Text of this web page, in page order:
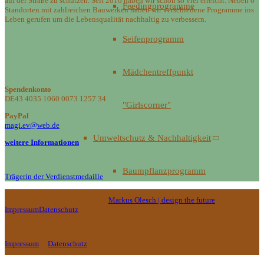
Feedingprogramme
Seifenprogramm
Mädchentreffpunkt
"Girlscorner"
Umweltschutz & Nachhaltigkeit
Baumpflanzprogramm
Nachhaltiger Anbau
Standorten mit zahlreichen Bauwerken haben wir verschiedene Programme ins
Leben gerufen um die Lebensqualität nachhaltig zu verbessern.
Spendenkonto
DE43 4035 1060 0073 1257 34
PayPal
magi.ev@web.de
weitere Informationen
Trägerin der Verdienstmedaille
Markus Olesch | design the future
ImpressumDatenschutz
Impressum
Datenschutz